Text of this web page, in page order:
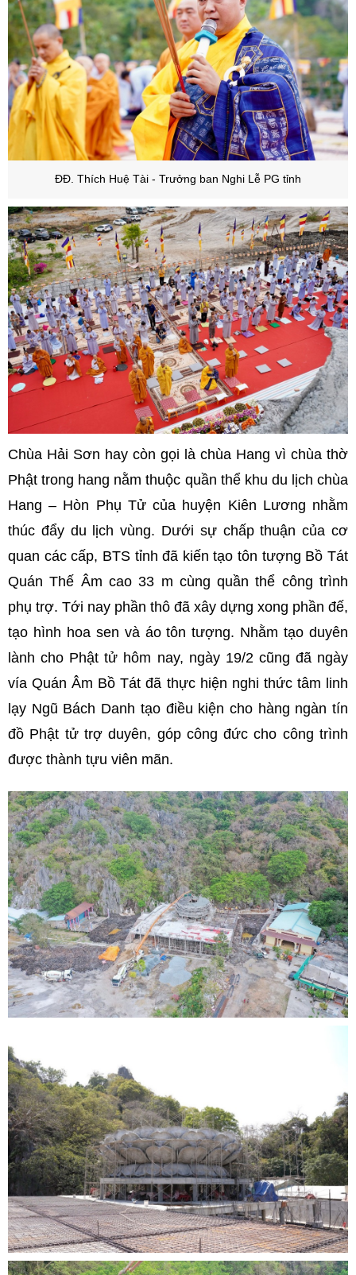
ĐĐ. Thích Huệ Tài - Trưởng ban Nghi Lễ PG tỉnh
Chùa Hải Sơn hay còn gọi là chùa Hang vì chùa thờ
Phật trong hang nằm thuộc quần thể khu du lịch chùa
Hang – Hòn Phụ Tử của huyện Kiên Lương nhằm
thúc đẩy du lịch vùng. Dưới sự chấp thuận của cơ
quan các cấp, BTS tỉnh đã kiến tạo tôn tượng Bồ Tát
Quán Thế Âm cao 33 m cùng quần thể công trình
phụ trợ. Tới nay phần thô đã xây dựng xong phần đế,
tạo hình hoa sen và áo tôn tượng. Nhằm tạo duyên
lành cho Phật tử hôm nay, ngày 19/2 cũng đã ngày
vía Quán Âm Bồ Tát đã thực hiện nghi thức tâm linh
lạy Ngũ Bách Danh tạo điều kiện cho hàng ngàn tín
đồ Phật tử trợ duyên, góp công đức cho công trình
được thành tựu viên mãn.